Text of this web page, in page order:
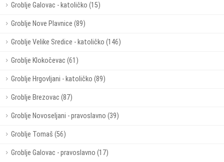
Groblje Galovac - katoličko (15)
Groblje Nove Plavnice (89)
Groblje Velike Sredice - katoličko (146)
Groblje Klokočevac (61)
Groblje Hrgovljani - katoličko (89)
Groblje Brezovac (87)
Groblje Novoseljani - pravoslavno (39)
Groblje Tomaš (56)
Groblje Galovac - pravoslavno (17)